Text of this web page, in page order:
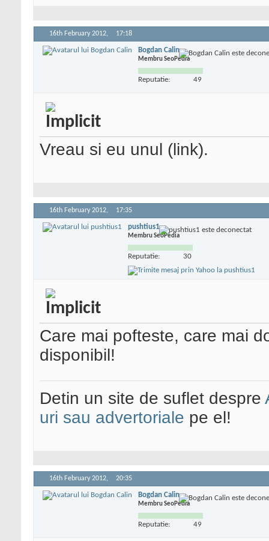
16th February 2012, 17:18
Bogdan Calin
Membru SeoPedia
Reputatie: 49
Vreau si eu unul (link).
16th February 2012, 17:35
pushtius1
Membru SeoPedia
Reputatie: 30
Care mai pofteste, care mai
disponibil!
Detin un site de suflet despre
uri sau advertoriale pe el!
16th February 2012, 20:35
Bogdan Calin
Membru SeoPedia
Reputatie: 49